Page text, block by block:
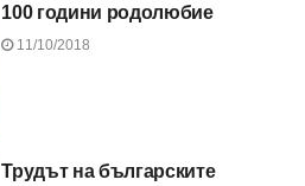
100 години родолюбие
11/10/2018
Трудът на българските